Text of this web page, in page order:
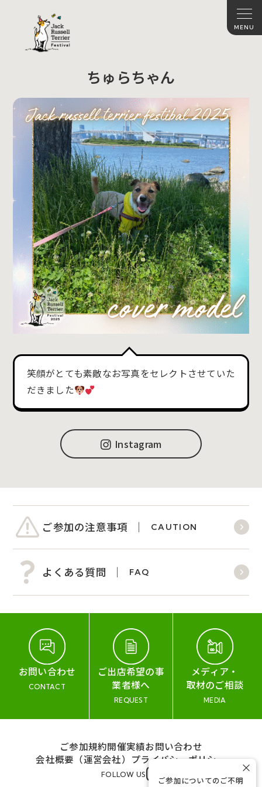
ちゅらちゃん
笑顔がとても素敵なお写真をセレクトさせていた
だきました
Instagram
ご参加の注意事項 CAUTION
よくある質問 FAQ
お問い合わせ
CONTACT
ご出店希望の事
業者様へ
REQUEST
メディア・
取材のご相談
MEDIA
ご参加規約開催実績お問い合わせ
会社概要（運営会社） プライバシーポリシー
FOLLOW US
ご参加についてのご不明
×